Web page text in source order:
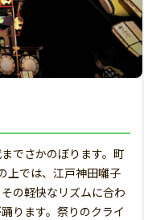
でさかのぼります。町
上では、江戸神田囃子
の軽快なリズムに合わ
ります。祭りのクライ